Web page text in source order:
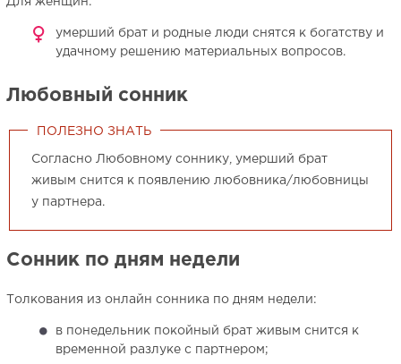
умерший брат и родные люди снятся к богатству и
удачному решению материальных вопросов.
Любовный сонник
ПОЛЕЗНО ЗНАТЬ
Согласно Любовному соннику, умерший брат
живым снится к появлению любовника/любовницы
у партнера.
Сонник по дням недели
Толкования из онлайн сонника по дням недели:
в понедельник покойный брат живым снится к
временной разлуке с партнером;